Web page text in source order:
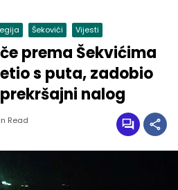
Šekovići Vijesti
prema Šekvićima
s puta, zadobio
nalog
Read